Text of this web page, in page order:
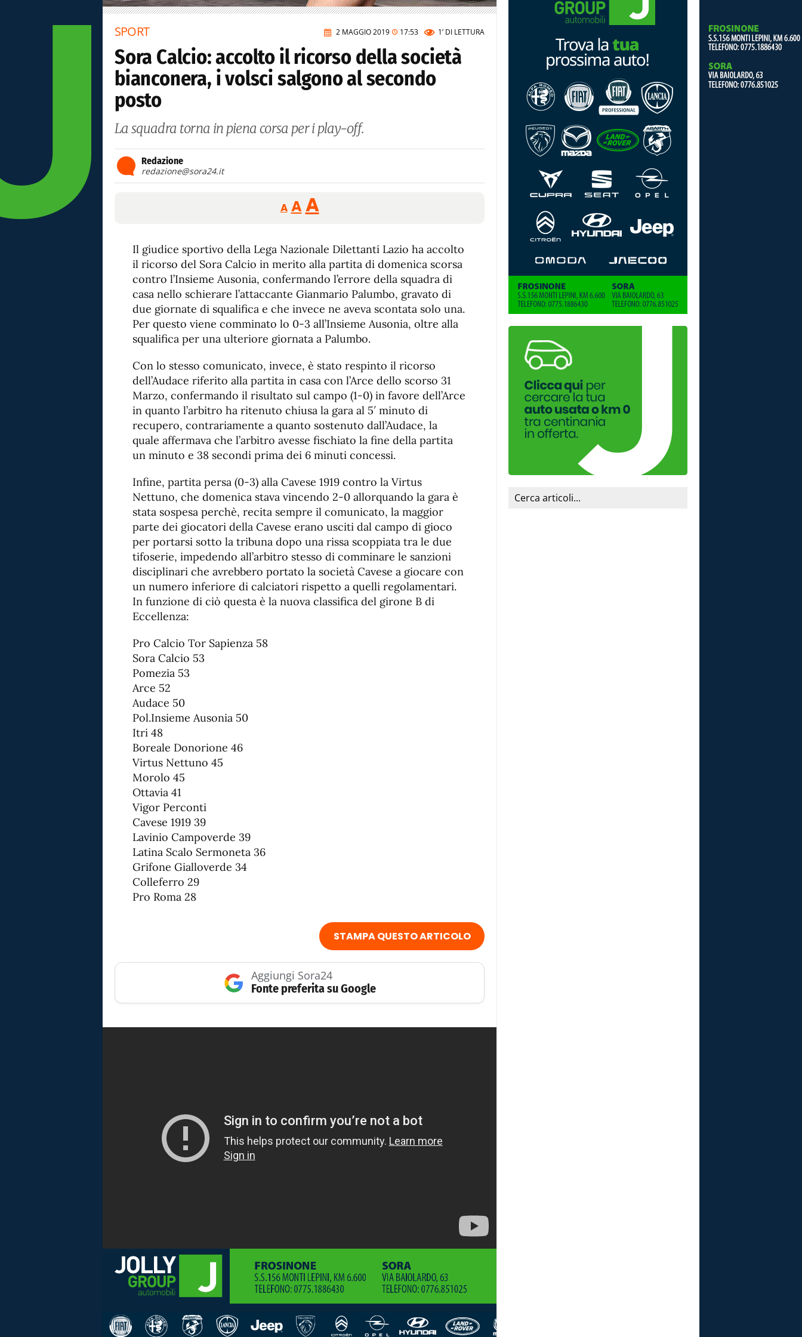
2 MAGGIO 2019 17:53 1’ DI LETTURA
SPORT
Sora Calcio: accolto il ricorso della società
bianconera, i volsci salgono al secondo
posto
La squadra torna in piena corsa per i play-off.
Redazione
redazione@sora24.it
A
Reducir
tamaño
A Restablecer
tamaño
de
fuente
AAumentar
de
fuente.
Il giudice sportivo della Lega Nazionale Dilettanti Lazio ha accolto
il ricorso del Sora Calcio in merito alla partita di domenica scorsa
contro l’Insieme Ausonia, confermando l’errore della squadra di
casa nello schierare l’attaccante Gianmario Palumbo, gravato di
due giornate di squalifica e che invece ne aveva scontata solo una.
Per questo viene comminato lo 0-3 all’Insieme Ausonia, oltre alla
squalifica per una ulteriore giornata a Palumbo.
Con lo stesso comunicato, invece, è stato respinto il ricorso
dell’Audace riferito alla partita in casa con l’Arce dello scorso 31
Marzo, confermando il risultato sul campo (1-0) in favore dell’Arce
in quanto l’arbitro ha ritenuto chiusa la gara al 5′ minuto di
recupero, contrariamente a quanto sostenuto dall’Audace, la
quale affermava che l’arbitro avesse fischiato la fine della partita
un minuto e 38 secondi prima dei 6 minuti concessi.
Infine, partita persa (0-3) alla Cavese 1919 contro la Virtus
Nettuno, che domenica stava vincendo 2-0 allorquando la gara è
stata sospesa perchè, recita sempre il comunicato, la maggior
parte dei giocatori della Cavese erano usciti dal campo di gioco
per portarsi sotto la tribuna dopo una rissa scoppiata tra le due
tifoserie, impedendo all’arbitro stesso di comminare le sanzioni
disciplinari che avrebbero portato la società Cavese a giocare con
un numero inferiore di calciatori rispetto a quelli regolamentari.
In funzione di ciò questa è la nuova classifica del girone B di
Eccellenza:
Pro Calcio Tor Sapienza 58
Sora Calcio 53
Pomezia 53
Arce 52
Audace 50
Pol.Insieme Ausonia 50
Itri 48
Boreale Donorione 46
Virtus Nettuno 45
Morolo 45
Ottavia 41
Vigor Perconti
Cavese 1919 39
Lavinio Campoverde 39
Latina Scalo Sermoneta 36
Grifone Gialloverde 34
Colleferro 29
Pro Roma 28
STAMPA QUESTO ARTICOLO
Aggiungi Sora24
Fonte preferita su Google